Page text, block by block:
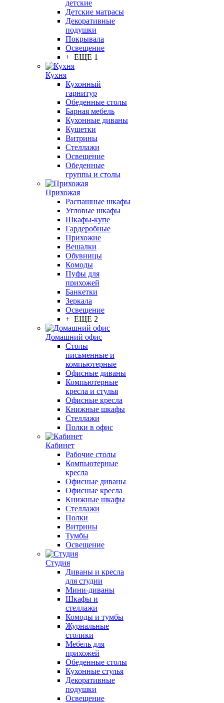
детские
Детские матрасы
Декоративные
подушки
Покрывала
Освещение
+ ЕЩЕ 1
Кухня
Кухонный
гарнитур
Обеденные столы
Барная мебель
Кухонные диваны
Кушетки
Витрины
Стеллажи
Освещение
Обеденные
группы и столы
Прихожая
Распашные шкафы
Угловые шкафы
Шкафы-купе
Гардеробные
Прихожие
Вешалки
Обувницы
Комоды
Пуфы для
прихожей
Банкетки
Зеркала
Освещение
+ ЕЩЕ 2
Домашний офис
Столы
письменные и
компьютерные
Офисные диваны
Компьютерные
кресла и стулья
Офисные кресла
Книжные шкафы
Стеллажи
Полки в офис
Кабинет
Рабочие столы
Компьютерные
кресла
Офисные диваны
Офисные кресла
Книжные шкафы
Стеллажи
Полки
Витрины
Тумбы
Освещение
Студия
Диваны и кресла
для студии
Мини-диваны
Шкафы и
стеллажи
Комоды и тумбы
Журнальные
столики
Мебель для
прихожей
Обеденные столы
Кухонные стулья
Декоративные
подушки
Освещение